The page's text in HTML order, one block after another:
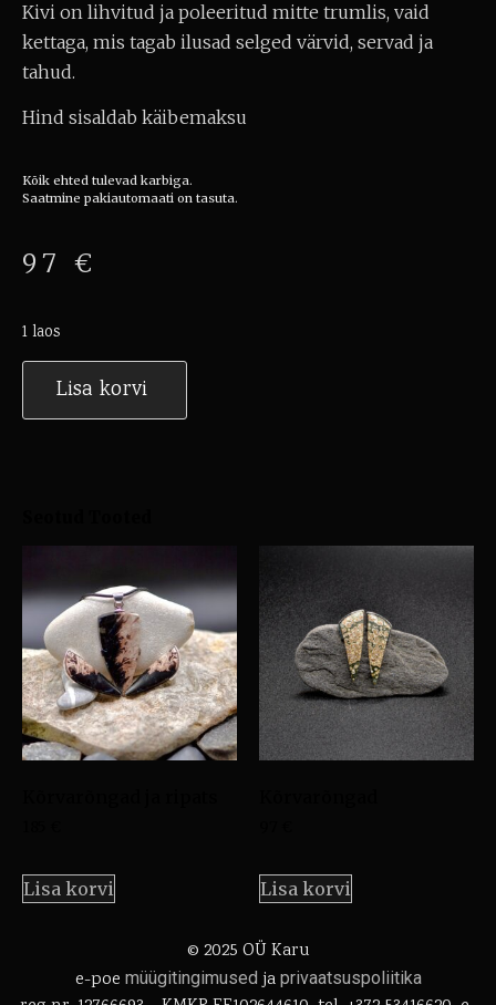
Kivi on lihvitud ja poleeritud mitte trumlis, vaid
kettaga, mis tagab ilusad selged värvid, servad ja
tahud.
Hind sisaldab käibemaksu
Kõik ehted tulevad karbiga.
Saatmine pakiautomaati on tasuta.
97€
1 laos
Lisa korvi
Lisa korvi Lisa korvi
© 2025 OÜ Karu
e-poe müügitingimused ja privaatsuspoliitika